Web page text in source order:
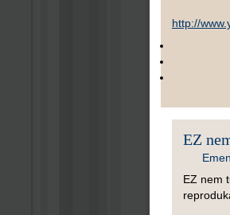
http://
EZ
EZ nem